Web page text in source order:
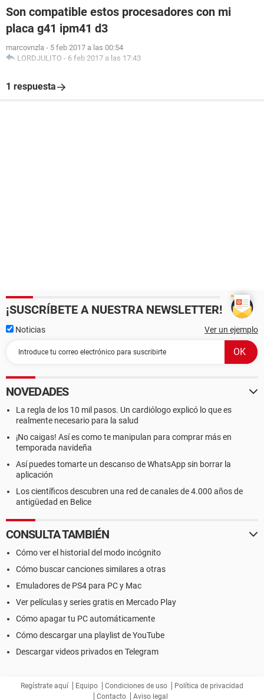
Son compatible estos procesadores con mi
placa g41 ipm41 d3
marcovnzla - 5 feb 2017 a las 00:54
LORDJULITO - 6 feb 2017 a las 17:43
1 respuesta
¡SUSCRÍBETE A NUESTRA NEWSLETTER!
Noticias Ver un ejemplo
NOVEDADES
La regla de los 10 mil pasos. Un cardiólogo explicó lo que es
realmente necesario para la salud
¡No caigas! Así es como te manipulan para comprar más en
temporada navideña
Así puedes tomarte un descanso de WhatsApp sin borrar la
aplicación
Los científicos descubren una red de canales de 4.000 años de
antigüedad en Belice
CONSULTA TAMBIÉN
Cómo ver el historial del modo incógnito
Cómo buscar canciones similares a otras
Emuladores de PS4 para PC y Mac
Ver películas y series gratis en Mercado Play
Cómo apagar tu PC automáticamente
Cómo descargar una playlist de YouTube
Descargar videos privados en Telegram
Regístrate aquí Equipo Condiciones de uso
Política de privacidad
Contacto
Aviso legal